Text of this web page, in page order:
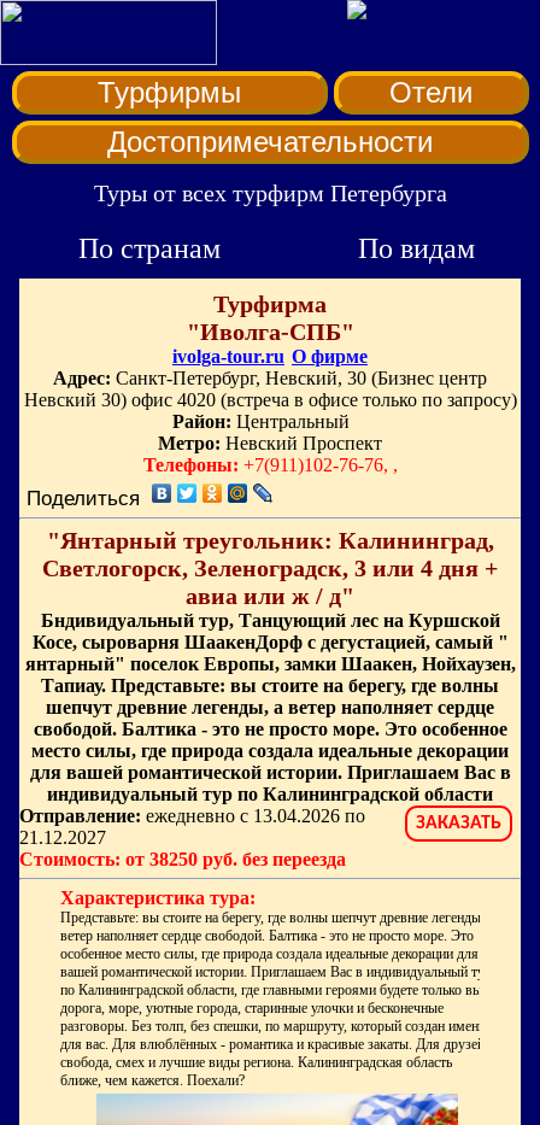
Турфирмы
Отели
Достопримечательности
Туры от всех турфирм Петербурга
По странам По видам
Турфирма
"Иволга-СПБ"
ivolga-tour.ru О фирме
Адрес: Санкт-Петербург, Невский, 30 (Бизнес центр
Невский 30) офис 4020 (встреча в офисе только по запросу)
Район: Центральный
Метро: Невский Проспект
Телефоны: +7(911)102-76-76, ,
Поделиться
"Янтарный треугольник: Калининград,
Светлогорск, Зеленоградск, 3 или 4 дня +
авиа или ж / д"
Бндивидуальный тур, Танцующий лес на Куршской
Косе, сыроварня ШаакенДорф с дегустацией, самый "
янтарный" поселок Европы, замки Шаакен, Нойхаузен,
Тапиау. Представьте: вы стоите на берегу, где волны
шепчут древние легенды, а ветер наполняет сердце
свободой. Балтика - это не просто море. Это особенное
место силы, где природа создала идеальные декорации
для вашей романтической истории. Приглашаем Вас в
индивидуальный тур по Калининградской области
ЗАКАЗАТЬ
Отправление: ежедневно с 13.04.2026 по
21.12.2027
Стоимость: от 38250 руб. без переезда
Характеристика тура:
Представьте: вы стоите на берегу, где волны шепчут древние легенды, а
ветер наполняет сердце свободой. Балтика - это не просто море. Это
особенное место силы, где природа создала идеальные декорации для
вашей романтической истории. Приглашаем Вас в индивидуальный тур
по Калининградской области, где главными героями будете только вы и
дорога, море, уютные города, старинные улочки и бесконечные
разговоры. Без толп, без спешки, по маршруту, который создан именно
для вас. Для влюблённых - романтика и красивые закаты. Для друзей -
свобода, смех и лучшие виды региона. Калининградская область
ближе, чем кажется. Поехали?